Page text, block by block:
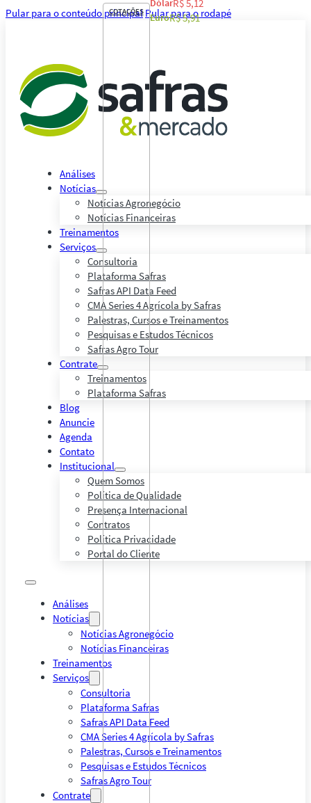
Pular para o conteúdo principal Pular para o rodapé
Análises
Notícias
Notícias Agronegócio
Notícias Financeiras
Treinamentos
Serviços
Consultoria
Plataforma Safras
Safras API Data Feed
CMA Series 4 Agrícola by Safras
Palestras, Cursos e Treinamentos
Pesquisas e Estudos Técnicos
Safras Agro Tour
Contrate
Treinamentos
Plataforma Safras
Blog
Anuncie
Agenda
Contato
Institucional
Quem Somos
Política de Qualidade
Presença Internacional
Contratos
Política Privacidade
Portal do Cliente
Análises
Notícias
Notícias Agronegócio
Notícias Financeiras
Treinamentos
Serviços
Consultoria
Plataforma Safras
Safras API Data Feed
CMA Series 4 Agrícola by Safras
Palestras, Cursos e Treinamentos
Pesquisas e Estudos Técnicos
Safras Agro Tour
Contrate
COTAÇÕES
DólarR$ 5,12
EuroR$ 5,91